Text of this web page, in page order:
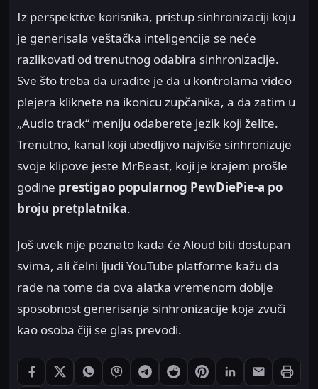
Iz perspektive korisnika, pristup sinhronizaciji koju
je generisala veštačka inteligencija se neće
razlikovati od trenutnog odabira sinhronizacije.
Sve što treba da uradite je da u kontrolama video
plejera kliknete na ikonicu zupčanika, a da zatim u
„Audio track“ meniju odaberete jezik koji želite.
Trenutno, kanal koji ubedljivo najviše sinhronizuje
svoje klipove jeste MrBeast, koji je krajem prošle
godine prestigao popularnog PewDiePie-a po
broju pretplatnika.
Još uvek nije poznato kada će Aloud biti dostupan
svima, ali čelni ljudi YouTube platforme kažu da
rade na tome da ova alatka vremenom dobije
sposobnost generisanja sinhronizacije koja zvuči
kao osoba čiji se glas prevodi.
Podeli: Facebook
Podeli: XPodeli: WhatsApp
Podeli: Viber
Podeli: Telegram
Podeli: Reddit
Podeli: Pinterest
Podeli: LinkedIn
Podeli: